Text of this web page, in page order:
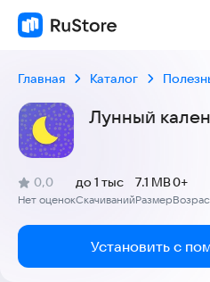
Главная Каталог
Лунный
Рейтинг:
0,0
(
Нет оценок
)
Скачиваний
до 1 тыс
Размер
7.1 MB0+
Установить с